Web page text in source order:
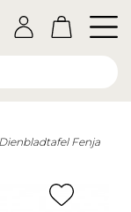
Dienbladtafel Fenja